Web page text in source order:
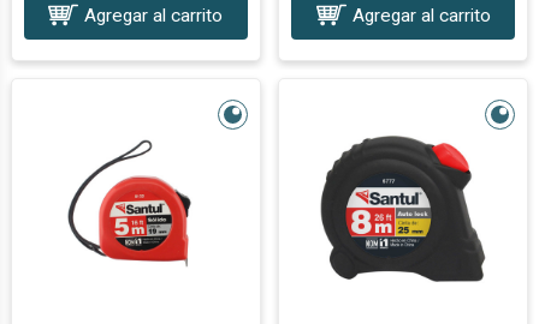
Agregar al carrito
Agregar al carrito